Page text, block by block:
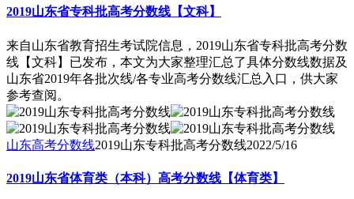
2019山东省专科批高考分数线【文科】
来自山东省教育招生考试院信息，2019山东省专科批高考分数
线【文科】已发布，本文为大家整理汇总了具体分数线数据及
山东省2019年各批次线/各专业高考分数线汇总入口，供大家
参考查阅。
山东高考分数线2019山东专科批高考分数线2022/5/16
2019山东省体育类（本科）高考分数线【体育类】